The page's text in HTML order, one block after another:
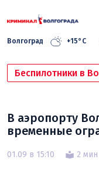
Волгоград +15°C
Беспилотники в
В аэропорту
временные
01.09 в 15:10 2 мин